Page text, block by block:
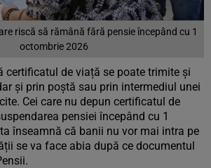
riscă să rămână fără pensie începând cu 1
octombrie 2026
certificatul de viață se poate trimite și
și prin poștă sau prin intermediul unei
Cei care nu depun certificatul de
pensiei începând cu 1
înseamnă că banii nu vor mai intra pe
se va face abia după ce documentul